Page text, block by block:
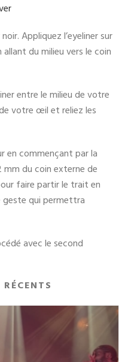
Appliquez l’eyeliner sur
du milieu vers le coin
entre le milieu de votre
votre œil et reliez les
en commençant par la
du coin externe de
faire partir le trait en
geste qui permettra
avec le second